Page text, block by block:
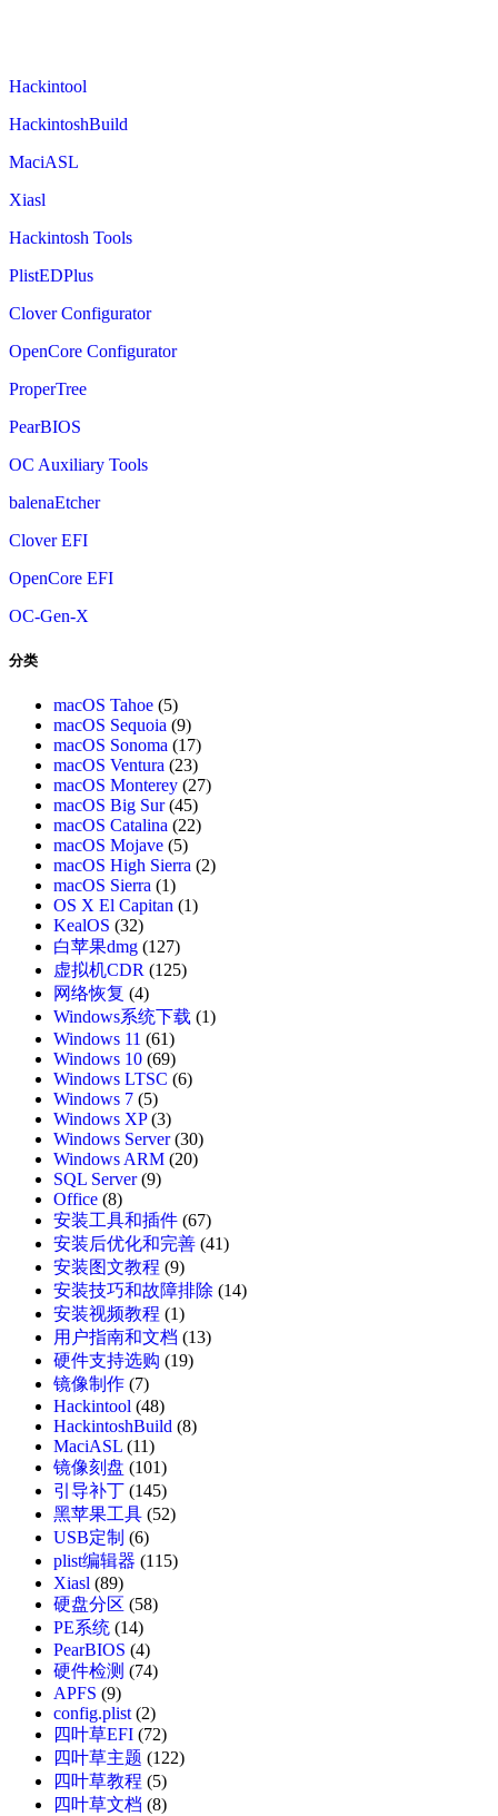
Hackintool
HackintoshBuild
MaciASL
Xiasl
Hackintosh Tools
PlistEDPlus
Clover Configurator
OpenCore Configurator
ProperTree
PearBIOS
OC Auxiliary Tools
balenaEtcher
Clover EFI
OpenCore EFI
OC-Gen-X
分类
macOS Tahoe (5)
macOS Sequoia (9)
macOS Sonoma (17)
macOS Ventura (23)
macOS Monterey (27)
macOS Big Sur(45)
macOS Catalina (22)
macOS Mojave (5)
macOS High Sierra (2)
macOS Sierra (1)
OS X El Capitan (1)
KealOS (32)
白苹果dmg (127)
虚拟机CDR (125)
网络恢复 (4)
Windows系统下载 (1)
Windows 11 (61)
Windows 10 (69)
Windows LTSC (6)
Windows 7 (5)
Windows XP(3)
Windows Server(30)
Windows ARM (20)
SQL Server(9)
Office (8)
安装工具和插件 (67)
安装后优化和完善 (41)
安装图文教程 (9)
安装技巧和故障排除 (14)
安装视频教程 (1)
用户指南和文档 (13)
硬件支持选购 (19)
镜像制作 (7)
Hackintool (48)
HackintoshBuild (8)
MaciASL (11)
镜像刻盘 (101)
引导补丁 (145)
黑苹果工具 (52)
USB定制 (6)
plist编辑器 (115)
Xiasl (89)
硬盘分区 (58)
PE系统 (14)
PearBIOS (4)
硬件检测 (74)
APFS (9)
config.plist(2)
四叶草EFI (72)
四叶草主题 (122)
四叶草教程 (5)
四叶草文档 (8)